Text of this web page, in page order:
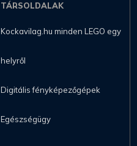
TÁRSOLDALAK
Kockavilag.hu minden LEGO egy
helyről
Digitális fényképezőgépek
Egészségügy